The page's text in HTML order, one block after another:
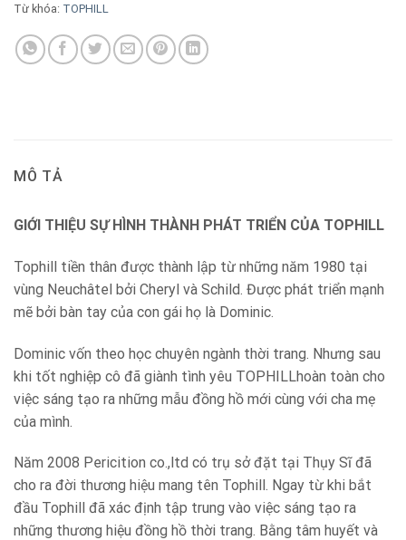
Từ khóa: TOPHILL
MÔ TẢ
GIỚI THIỆU SỰ HÌNH THÀNH PHÁT TRIỂN CỦA TOPHILL
Tophill tiền thân được thành lập từ những năm 1980 tại
vùng Neuchâtel bởi Cheryl và Schild. Được phát triển mạnh
mẽ bởi bàn tay của con gái họ là Dominic.
Dominic vốn theo học chuyên ngành thời trang. Nhưng sau
khi tốt nghiệp cô đã giành tình yêu TOPHILLhoàn toàn cho
việc sáng tạo ra những mẫu đồng hồ mới cùng với cha mẹ
của mình.
Năm 2008 Pericition co.,ltd có trụ sở đặt tại Thụy Sĩ đã
cho ra đời thương hiệu mang tên Tophill. Ngay từ khi bắt
đầu Tophill đã xác định tập trung vào việc sáng tạo ra
những thương hiệu đồng hồ thời trang. Bằng tâm huyết và